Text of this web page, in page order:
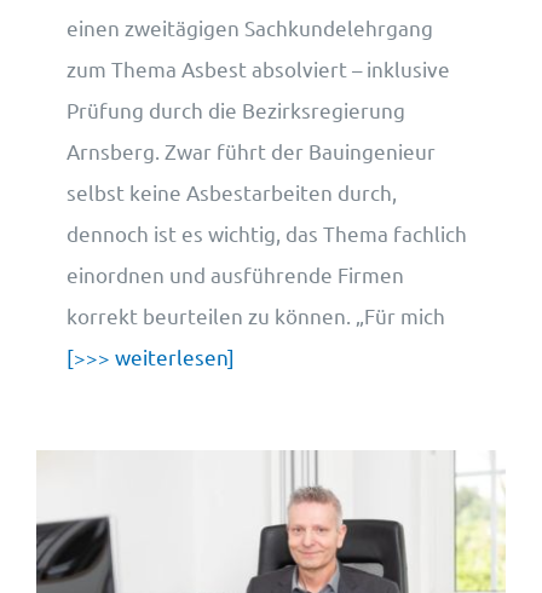
einen zweitägigen Sachkundelehrgang
zum Thema Asbest absolviert – inklusive
Prüfung durch die Bezirksregierung
Arnsberg. Zwar führt der Bauingenieur
selbst keine Asbestarbeiten durch,
dennoch ist es wichtig, das Thema fachlich
einordnen und ausführende Firmen
korrekt beurteilen zu können. „Für mich
[>>> weiterlesen]